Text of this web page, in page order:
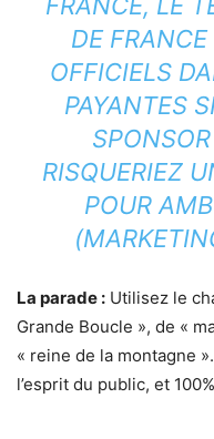
FRANCE, LE
DE
OFFICIELS
PAYANTES
RISQUERIEZ
POUR
La parade : Utilisez le
Grande Boucle », de «
« reine de la montagne
l’esprit du public, et